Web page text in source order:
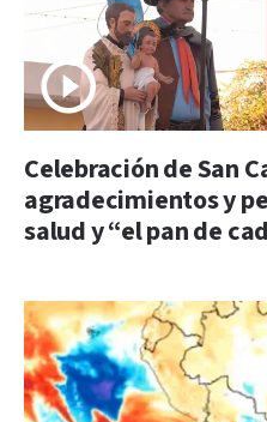
Celebración de San
agradecimientos y
salud y “el pan de